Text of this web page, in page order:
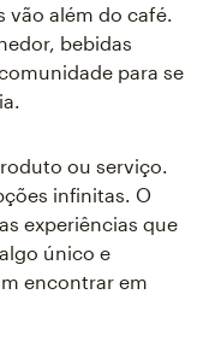
vão além do café.
bebidas
para se
ou serviço.
infinitas. O
experiências que
único e
encontrar em